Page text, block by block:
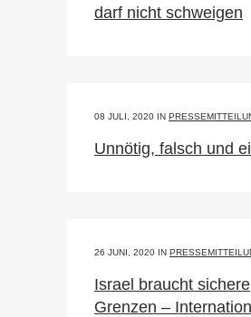
darf nicht schweigen
08 JULI, 2020 IN
Unnötig, falsch und
26 JUNI, 2020 IN
Israel braucht sichere
Grenzen –